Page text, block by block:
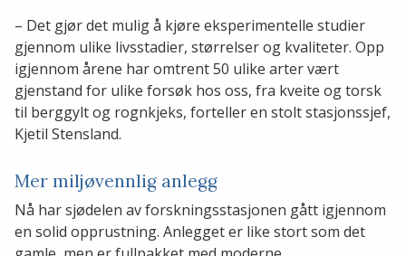
– Det gjør det mulig å kjøre eksperimentelle studier
gjennom ulike livsstadier, størrelser og kvaliteter. Opp
igjennom årene har omtrent 50 ulike arter vært
gjenstand for ulike forsøk hos oss, fra kveite og torsk
til berggylt og rognkjeks, forteller en stolt stasjonssjef,
Kjetil Stensland.
Mer miljøvennlig anlegg
Nå har sjødelen av forskningsstasjonen gått igjennom
en solid opprustning. Anlegget er like stort som det